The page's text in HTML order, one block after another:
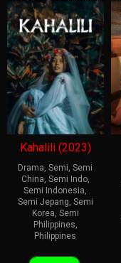
Kahalili (2023)
Drama,Semi,Semi
China, Semi Indo,
Semi Indonesia,
Semi Jepang, Semi
Korea, Semi
Philippines,
Philippines
18
Bobby